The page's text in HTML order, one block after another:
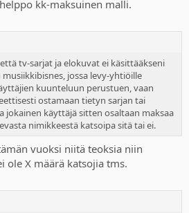
kk-maksuinen malli.
tv-sarjat ja elokuvat ei käsittääkseni
jossa levy-yhtiöille
kuunteluun perustuen, vaan
ostamaan tietyn sarjan tai
jokainen käyttäjä sitten osaltaan maksaa
nimikkeestä katsoipa sitä tai ei.
vuoksi niitä teoksia niin
ole X määrä katsojia tms.